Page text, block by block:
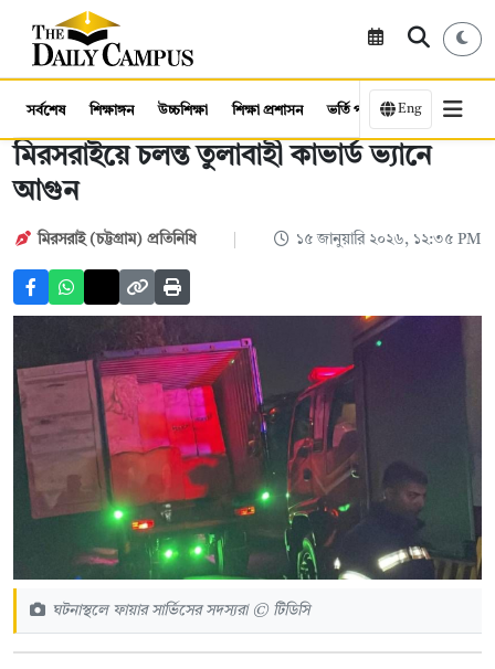
সর্বশেষ শিক্ষাঙ্গন উচ্চশিক্ষা শিক্ষা প্রশাসন ভর্তি পরীক্ষা কর্মসংস্থান
Eng
মিরসরাইয়ে চলন্ত তুলাবাহী কাভার্ড ভ্যানে
আগুন
মিরসরাই (চট্টগ্রাম) প্রতিনিধি ১৫ জানুয়ারি ২০২৬, ১২:৩৫ PM
ঘটনাস্থলে ফায়ার সার্ভিসের সদস্যরা © টিডিসি